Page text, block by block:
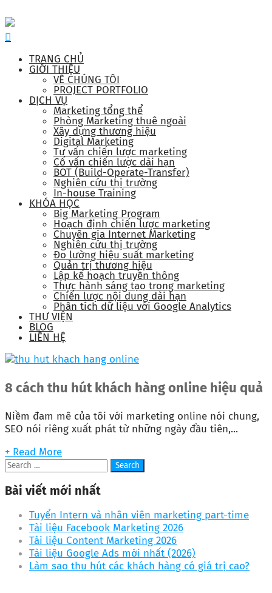
TRANG CHỦ
GIỚI THIỆU
VỀ CHÚNG TÔI
PROJECT PORTFOLIO
DỊCH VỤ
Marketing tổng thể
Phòng Marketing thuê ngoài
Xây dựng thương hiệu
Digital Marketing
Tư vấn chiến lược marketing
Cố vấn chiến lược dài hạn
BOT (Build-Operate-Transfer)
Nghiên cứu thị trường
In-house Training
KHÓA HỌC
Big Marketing Program
Hoạch định chiến lược marketing
Chuyên gia Internet Marketing
Nghiên cứu thị trường
Đo lường hiệu suất marketing
Quản trị thương hiệu
Lập kế hoạch truyền thông
Thực hành sáng tạo trong marketing
Chiến lược nội dung dài hạn
Phân tích dữ liệu với Google Analytics
THƯ VIỆN
BLOG
LIÊN HỆ
8 cách thu hút khách hàng online hiệu quả
Niềm đam mê của tôi với marketing online nói chung,
SEO nói riêng xuất phát từ những ngày đầu tiên,...
+ Read More
Bài viết mới nhất
Tuyển Intern và nhân viên marketing part-time
Tài liệu Facebook Marketing 2026
Tài liệu Content Marketing 2026
Tài liệu Google Ads mới nhất (2026)
Làm sao thu hút các khách hàng có giá trị cao?